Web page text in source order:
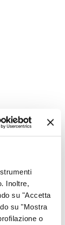
Inoltre,
su "Accetta
su "Mostra
o